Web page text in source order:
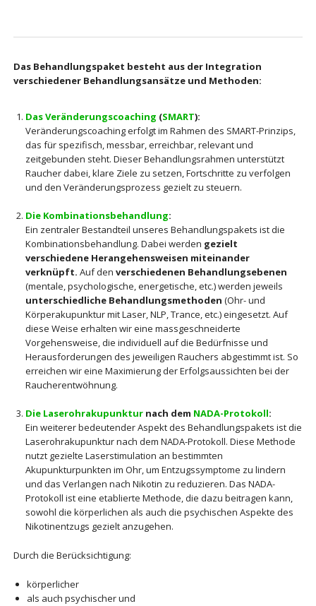
Das Behandlungspaket besteht aus der Integration
verschiedener Behandlungsansätze und Methoden:
Das Veränderungscoaching (SMART):
Veränderungscoaching erfolgt im Rahmen des SMART-Prinzips,
das für spezifisch, messbar, erreichbar, relevant und
zeitgebunden steht. Dieser Behandlungsrahmen unterstützt
Raucher dabei, klare Ziele zu setzen, Fortschritte zu verfolgen
und den Veränderungsprozess gezielt zu steuern.
Die Kombinationsbehandlung:
Ein zentraler Bestandteil unseres Behandlungspakets ist die
Kombinationsbehandlung. Dabei werden gezielt
verschiedene Herangehensweisen miteinander
verknüpft. Auf den verschiedenen Behandlungsebenen
(mentale, psychologische, energetische, etc.)werden jeweils
unterschiedliche Behandlungsmethoden (Ohr- und
Körperakupunktur mit Laser, NLP, Trance, etc.) eingesetzt. Auf
diese Weise erhalten wir eine massgeschneiderte
Vorgehensweise, die individuell auf die Bedürfnisse und
Herausforderungen des jeweiligen Rauchers abgestimmt ist. So
erreichen wir eine Maximierung der Erfolgsaussichten bei der
Raucherentwöhnung.
Die Laserohrakupunkturnach dem NADA-Protokoll:
Ein weiterer bedeutender Aspekt des Behandlungspakets ist die
Laserohrakupunktur nach dem NADA-Protokoll. Diese Methode
nutzt gezielte Laserstimulation an bestimmten
Akupunkturpunkten im Ohr, um Entzugssymptome zu lindern
und das Verlangen nach Nikotin zu reduzieren. Das NADA-
Protokoll ist eine etablierte Methode, die dazu beitragen kann,
sowohl die körperlichen als auch die psychischen Aspekte des
Nikotinentzugs gezielt anzugehen.
Durch die Berücksichtigung:
körperlicher
als auch psychischer und